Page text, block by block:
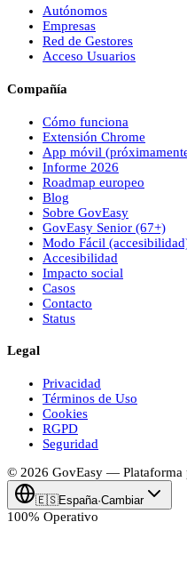
Autónomos
Empresas
Red de Gestores
Acceso Usuarios
Compañía
Cómo funciona
Extensión Chrome
App móvil
Informe 2026
Roadmap europeo
Blog
Sobre GovEasy
GovEasy Senior (67+)
Modo Fácil
Accesibilidad
Impacto social
Casos
Contacto
Status
Legal
Privacidad
Términos de Uso
Cookies
RGPD
Seguridad
© 2026 GovEasy — Plataforma
🇪🇸España·Cambiar
100% Operativo